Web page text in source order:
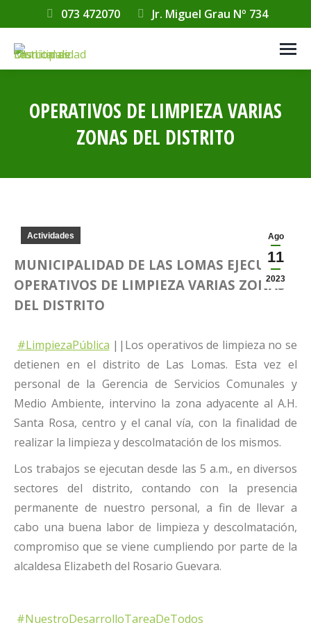
073 472070 Jr. Miguel Grau Nº 734
OPERATIVOS DE LIMPIEZA VARIAS
ZONAS DEL DISTRITO
Ago
11
2023
Actividades
MUNICIPALIDAD DE LAS LOMAS EJECUTA
OPERATIVOS DE LIMPIEZA VARIAS ZONAS
DEL DISTRITO
#LimpiezaPública ||Los operativos de limpieza no se
detienen en el distrito de Las Lomas. Esta vez el
personal de la Gerencia de Servicios Comunales y
Medio Ambiente, intervino la zona adyacente al A.H.
Santa Rosa, centro y el canal vía, con la finalidad de
realizar la limpieza y descolmatación de los mismos.
Los trabajos se ejecutan desde las 5 a.m., en diversos
sectores del distrito, contando con la presencia
permanente de nuestro personal, a fin de llevar a
cabo una buena labor de limpieza y descolmatación,
compromiso que se viene cumpliendo por parte de la
alcaldesa Elizabeth del Rosario Guevara.
#NuestroDesarrolloTareaDeTodos